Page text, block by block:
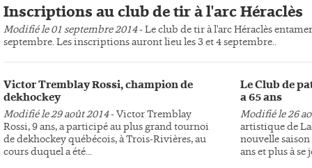
Inscriptions au club de tir à l'arc Héraclès
Modifié le 01 septembre 2014- Le club de tir à l'arc Héraclès
septembre. Les inscriptions auront lieu les 3 et 4 septembre..
Victor Tremblay Rossi, champion de
dekhockey
Modifié le 29 août 2014- Victor Tremblay
Rossi, 9 ans, a participé au plus grand tournoi
de dekhockey québécois, à Trois-Rivières, au
cours duquel a été...
Le Club de
a 65 ans
Modifié le 26
artistique de
nouvelle
ans et plus à se